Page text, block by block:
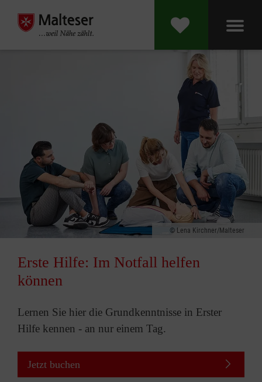
Lena Kirchner/Malteser
Erste Hilfe: Im Notfall helfen
können
Lernen Sie hier die Grundkenntnisse in Erster
Hilfe kennen - an nur einem Tag.
Jetzt buchen